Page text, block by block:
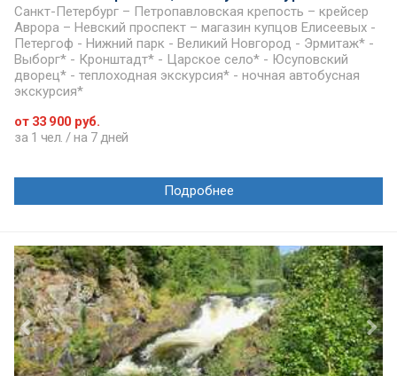
Санкт-Петербург – Петропавловская крепость – крейсер
Аврора – Невский проспект – магазин купцов Елисеевых -
Петергоф - Нижний парк - Великий Новгород - Эрмитаж* -
Выборг* - Кронштадт* - Царское село* - Юсуповский
дворец* - теплоходная экскурсия* - ночная автобусная
экскурсия*
от 33 900 руб.
за 1 чел. / на 7 дней
Подробнее